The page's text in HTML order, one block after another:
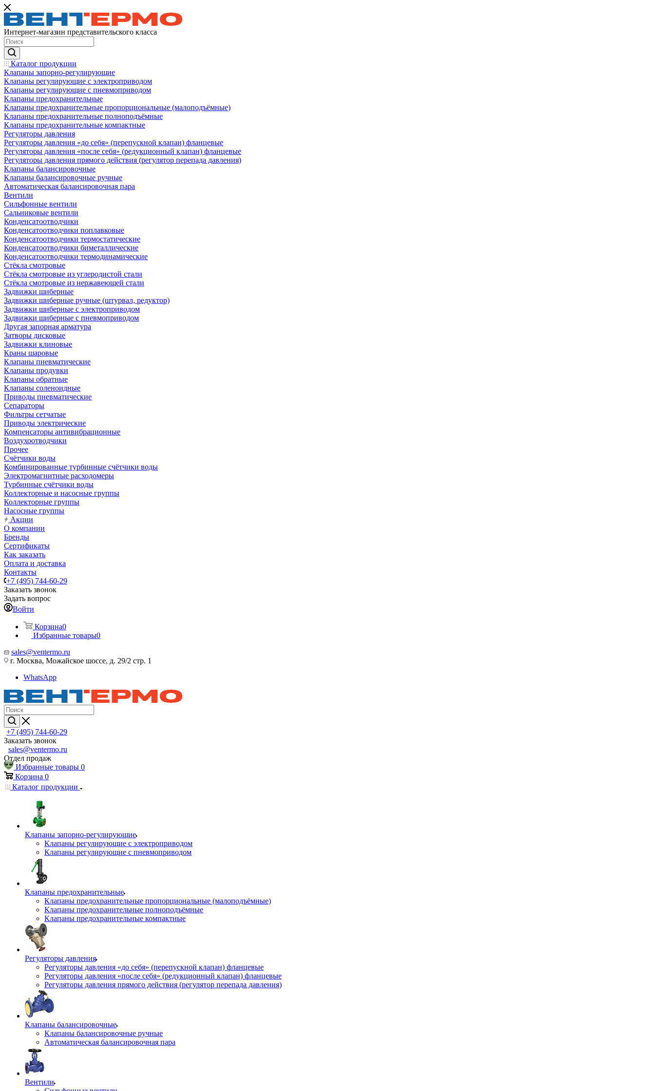
Интернет-магазин представительского класса
Каталог продукции
Клапаны запорно-регулирующие
Клапаны регулирующие с электроприводом
Клапаны регулирующие с пневмоприводом
Клапаны предохранительные
Клапаны предохранительные пропорциональные (малоподъёмные)
Клапаны предохранительные полноподъёмные
Клапаны предохранительные компактные
Регуляторы давления
Регуляторы давления «до себя» (перепускной клапан) фланцевые
Регуляторы давления «после себя» (редукционный клапан) фланцевые
Регуляторы давления прямого действия (регулятор перепада давления)
Клапаны балансировочные
Клапаны балансировочные ручные
Автоматическая балансировочная пара
Вентили
Сильфонные вентили
Сальниковые вентили
Конденсатоотводчики
Конденсатоотводчики поплавковые
Конденсатоотводчики термостатические
Конденсатоотводчики биметаллические
Конденсатоотводчики термодинамические
Стёкла смотровые
Стёкла смотровые из углеродистой стали
Стёкла смотровые из нержавеющей стали
Задвижки шиберные
Задвижки шиберные ручные (штурвал, редуктор)
Задвижки шиберные с электроприводом
Задвижки шиберные с пневмоприводом
Другая запорная арматура
Затворы дисковые
Задвижки клиновые
Краны шаровые
Клапаны пневматические
Клапаны продувки
Клапаны обратные
Клапаны соленоидные
Приводы пневматические
Сепараторы
Фильтры сетчатые
Приводы электрические
Компенсаторы антивибрационные
Воздухоотводчики
Прочее
Счётчики воды
Комбинированные турбинные счётчики воды
Электромагнитные расходомеры
Турбинные счётчики воды
Коллекторные и насосные группы
Коллекторные группы
Насосные группы
Акции
О компании
Бренды
Сертификаты
Как заказать
Оплата и доставка
Контакты
+7 (495) 744-60-29
Заказать звонок
Задать вопрос
Войти
Корзина0
Избранные товары0
sales@ventermo.ru
г. Москва, Можайское шоссе, д. 29/2 стр. 1
WhatsApp
+7 (495) 744-60-29
Заказать звонок
sales@ventermo.ru
Отдел продаж
Избранные товары 0
Корзина 0
Каталог продукции
Клапаны запорно-регулирующие
Клапаны регулирующие с электроприводом
Клапаны регулирующие с пневмоприводом
Клапаны предохранительные
Клапаны предохранительные пропорциональные (малоподъёмные)
Клапаны предохранительные полноподъёмные
Клапаны предохранительные компактные
Регуляторы давления
Регуляторы давления «до себя» (перепускной клапан) фланцевые
Регуляторы давления «после себя» (редукционный клапан) фланцевые
Регуляторы давления прямого действия (регулятор перепада давления)
Клапаны балансировочные
Клапаны балансировочные ручные
Автоматическая балансировочная пара
Вентили